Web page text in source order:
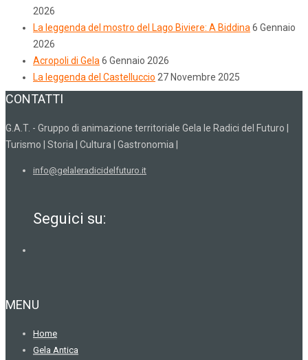
2026
La leggenda del mostro del Lago Biviere: A Biddina 6 Gennaio
2026
Acropoli di Gela 6 Gennaio 2026
La leggenda del Castelluccio 27 Novembre 2025
CONTATTI
G.A.T. - Gruppo di animazione territoriale Gela le Radici del Futuro |
Turismo | Storia | Cultura | Gastronomia |
info@gelaleradicidelfuturo.it
Seguici su:
MENU
Home
Gela Antica